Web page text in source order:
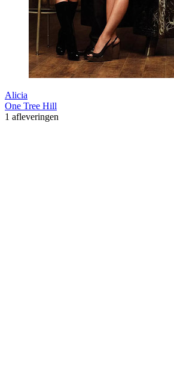
Alicia
One Tree Hill
1 afleveringen